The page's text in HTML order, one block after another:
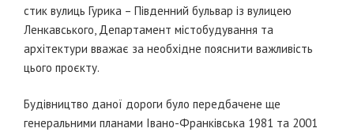
стик вулиць Гурика – Південний бульвар із вулицею
Ленкавського, Департамент містобудування та
архітектури вважає за необхідне пояснити важливість
цього проєкту.
Будівництво даної дороги було передбачене ще
генеральними планами Івано-Франківська 1981 та 2001